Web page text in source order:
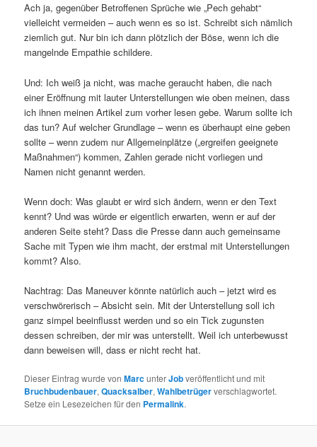
Ach ja, gegenüber Betroffenen Sprüche wie „Pech gehabt“
vielleicht vermeiden – auch wenn es so ist. Schreibt sich nämlich
ziemlich gut. Nur bin ich dann plötzlich der Böse, wenn ich die
mangelnde Empathie schildere.
Und: Ich weiß ja nicht, was mache geraucht haben, die nach
einer Eröffnung mit lauter Unterstellungen wie oben meinen, dass
ich ihnen meinen Artikel zum vorher lesen gebe. Warum sollte ich
das tun? Auf welcher Grundlage – wenn es überhaupt eine geben
sollte – wenn zudem nur Allgemeinplätze („ergreifen geeignete
Maßnahmen“) kommen, Zahlen gerade nicht vorliegen und
Namen nicht genannt werden.
Wenn doch: Was glaubt er wird sich ändern, wenn er den Text
kennt? Und was würde er eigentlich erwarten, wenn er auf der
anderen Seite steht? Dass die Presse dann auch gemeinsame
Sache mit Typen wie ihm macht, der erstmal mit Unterstellungen
kommt? Also.
Nachtrag: Das Maneuver könnte natürlich auch – jetzt wird es
verschwörerisch – Absicht sein. Mit der Unterstellung soll ich
ganz simpel beeinflusst werden und so ein Tick zugunsten
dessen schreiben, der mir was unterstellt. Weil ich unterbewusst
dann beweisen will, dass er nicht recht hat.
Dieser Eintrag wurde vonMarcunterJobveröffentlicht und mit
Bruchbudenbauer,Quacksalber,Wahlbetrügerverschlagwortet.
Setze ein Lesezeichen für den Permalink.